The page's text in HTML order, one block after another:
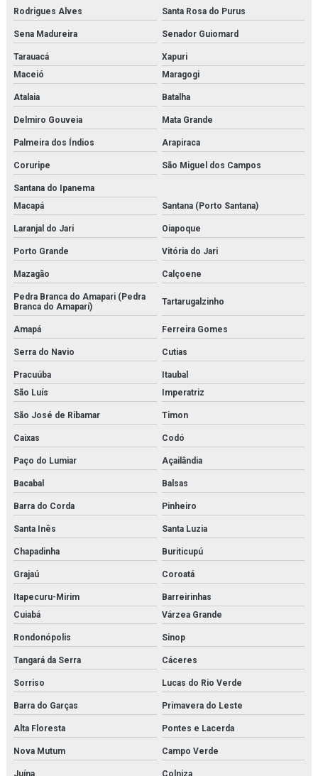
Serviço de manutenção de válvulas
Serviço de medição de espessura de tubulação
Serviço de montagem de tubulações
Sistema multi barreira para filtração de co2
Sondex
Temporizador danfoss
Tetpor air
Trocador de calor brasado
Trocador de calor a placas
Valvula balanceadora
Válvula de controle de pressão
Válvula de controle de temperatura
Válvula independente de pressão
Válvula proporcional
Vlt danfoss
Rodrigues Alves Santa Rosa do Purus
Sena Madureira Senador Guiomard
Tarauacá
Xapuri
Maceió
Maragogi
Atalaia Batalha
Delmiro Gouveia Mata Grande
Palmeira dos Índios Arapiraca
Coruripe São Miguel dos Campos
Santana do Ipanema
Macapá
Santana (Porto Santana)
Laranjal do Jari Oiapoque
Porto Grande Vitória do Jari
Mazagão Calçoene
Pedra Branca do Amapari (Pedra
Branca do Amaparí)
Tartarugalzinho
Amapá Ferreira Gomes
Serra do Navio Cutias
Pracuúba
Itaubal
São Luís
Imperatriz
São José de Ribamar Timon
Caixas Codó
Paço do Lumiar Açailândia
Bacabal Balsas
Barra do Corda Pinheiro
Santa Inês Santa Luzia
Chapadinha Buriticupú
Grajaú Coroatá
Itapecuru-Mirim
Barreirinhas
Cuiabá
Várzea Grande
Rondonópolis Sinop
Tangará da Serra Cáceres
Sorriso Lucas do Rio Verde
Barra do Garças Primavera do Leste
Alta Floresta Pontes e Lacerda
Nova Mutum Campo Verde
Juína Colniza